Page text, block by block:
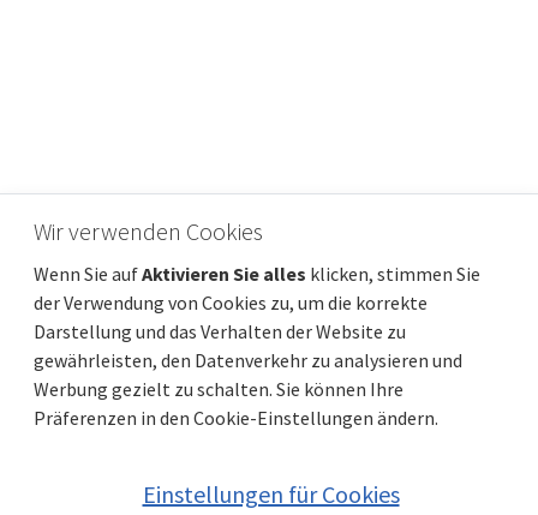
DIE INSEL PAG, LUN – Bebauungsgrundstück
Preis pro m2 Entfernung vom meer
Gesamtfläche
2 500 m² Gemeindeteil
Novalja
Wir verwenden Cookies
Wenn Sie aufAktivieren Sie alles klicken, stimmen Sie
der Verwendung von Cookies zu, um die korrekte
Darstellung und das Verhalten der Website zu
gewährleisten, den Datenverkehr zu analysieren und
Werbung gezielt zu schalten. Sie können Ihre
Präferenzen in den Cookie-Einstellungen ändern.
Einstellungen für Cookies